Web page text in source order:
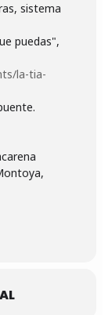
sistema
puedas",
la-tia-